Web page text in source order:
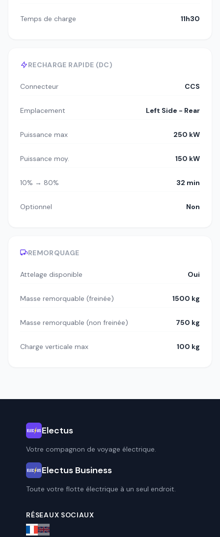
Temps de charge 11h30
RECHARGE RAPIDE (DC)
Connecteur CCS
Emplacement Left Side - Rear
Puissance max 250 kW
Puissance moy. 150 kW
10% → 80% 32 min
Optionnel Non
REMORQUAGE
Attelage disponible Oui
Masse remorquable (freinée) 1500 kg
Masse remorquable (non freinée) 750 kg
Charge verticale max 100 kg
Electus
Votre compagnon de voyage électrique.
Electus Business
Toute votre flotte électrique à un seul endroit.
RÉSEAUX SOCIAUX